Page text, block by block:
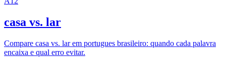
casa vs. lar
Compare casa vs. lar em portugues brasileiro: quando cada palavra
encaixa e qual erro evitar.